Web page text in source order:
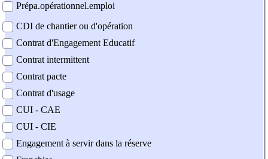
Prépa.opérationnel.emploi
CDI de chantier ou d'opération
Contrat d'Engagement Educatif
Contrat intermittent
Contrat pacte
Contrat d'usage
CUI - CAE
CUI - CIE
Engagement à servir dans la réserve